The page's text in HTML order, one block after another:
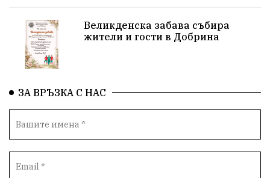
XXIX НК „Светослав Обретенов“ Млади таланти
Великденска забава
Великденска забава събира
жители и гости в Добрина
ЗА ВРЪЗКА С НАС